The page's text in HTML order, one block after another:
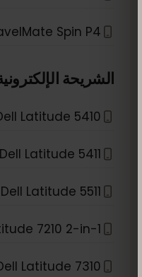
Spin P4
الشريحة
Dell Latitude 5410
Dell Latitude 5411
Dell Latitude 5511
7210 2-in-1
Dell Latitude 7310